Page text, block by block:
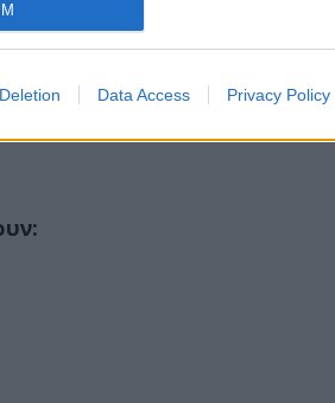
Data Access Privacy Policy